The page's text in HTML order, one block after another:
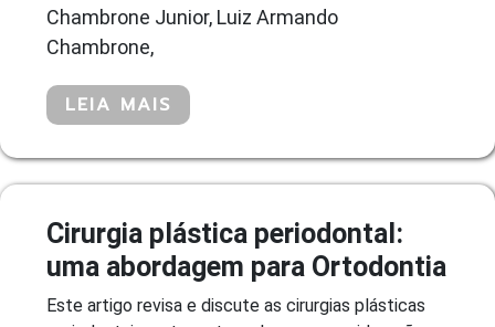
Chambrone Junior, Luiz Armando
Chambrone,
LEIA MAIS
Cirurgia plástica periodontal:
uma abordagem para Ortodontia
Este artigo revisa e discute as cirurgias plásticas